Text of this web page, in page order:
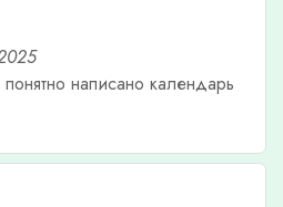
написано календарь